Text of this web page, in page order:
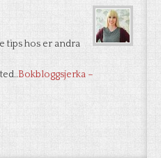
tips hos er andra
Bokbloggsjerka –